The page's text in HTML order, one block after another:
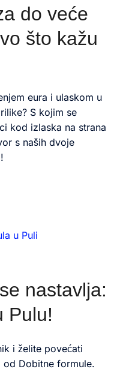
do veće
što kažu
eura i ulaskom u
S kojim se
kod izlaska na strana
s naših dvoje
nastavlja:
Pulu!
i želite povećati
Dobitne formule.